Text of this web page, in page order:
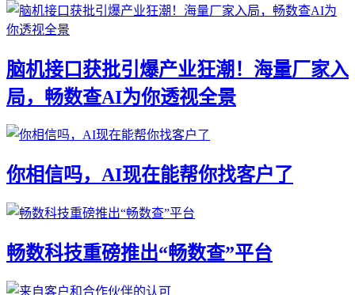
脑机接口获批引爆产业狂潮！海量厂家入
局，畅数查AI为你透视全景
你相信吗，AI现在能帮你找客户了
畅数科技重磅推出“畅数查”平台